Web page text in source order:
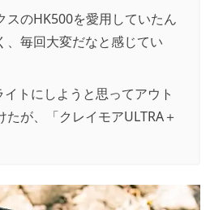
スのHK500を愛用していたん
、毎回大変だなと感じてい
トにしようと思ってアウト
たが、「クレイモアULTRA＋